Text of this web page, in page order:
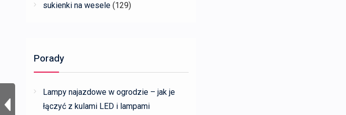
sukienki na wesele (129)
Porady
Lampy najazdowe w ogrodzie – jak je
łączyć z kulami LED i lampami